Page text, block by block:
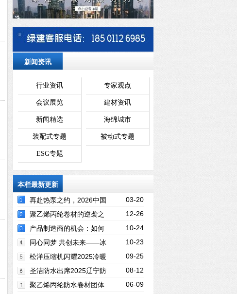
新闻资讯
行业资讯 专家观点
会议展览 建材资讯
新闻精选 海绵城市
装配式专题 被动式专题
ESG专题
本栏最新更新
03-20
再赴热泵之约，2026中国
热泵展，松洋压缩机以“全场景”应用领航
热泵绿色未来
12-26
聚乙烯丙纶卷材的逆袭之
路：所有的坚持终放光芒！
10-24
产品制造商的机会：如何
为 LEED 认证项目“加分”？
10-23
同心同梦 共创未来——冰
山松洋压缩机开业三十周年庆典圆满举行‌
09-25
松洋压缩机闪耀2025冷暖
峰会，展现产品创新硬实力
08-12
圣洁防水出席2025辽宁防
水协会理事扩大会, 共话产业链协同发展新
06-09
聚乙烯丙纶防水卷材团体